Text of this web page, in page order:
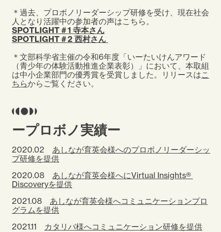
＊過去、プロボノリーダーシップ研修を受け、現在社会
人となり活躍中の参加者の声はこちら。
SPOTLIGHT＃1 寺本さん
SPOTLIGHT＃2 西村さん
＊ 文部科学省主催の令和6年度「いーたいけんアワード
（青少年の体験活動推進企業表彰）」において、本取組
は中小企業部門の優秀賞を受賞しました。リリースはこ
ちらからご覧ください。
ープロボノ実績ー
2020.02 あしなが育英会様へのプロボノリーダーシッ
プ研修を提供
2020.08 あしなが育英会様へにVirtual Insights®
Discoveryを提供
2021.08 あしなが育英会様へコミュニケーションプロ
グラムを提供
2021.11 カタリバ様へコミュニケーション研修を提供